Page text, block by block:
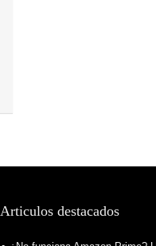
Articulos destacados